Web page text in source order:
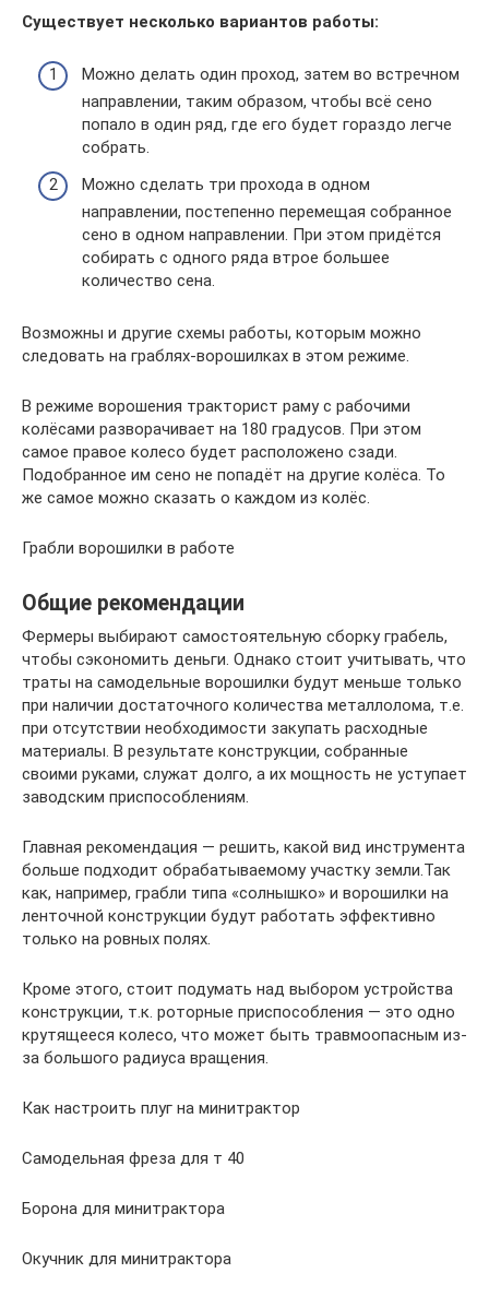
Существует несколько вариантов работы:
Можно делать один проход, затем во встречном
направлении, таким образом, чтобы всё сено
попало в один ряд, где его будет гораздо легче
собрать.
Можно сделать три прохода в одном
направлении, постепенно перемещая собранное
сено в одном направлении. При этом придётся
собирать с одного ряда втрое большее
количество сена.
Возможны и другие схемы работы, которым можно
следовать на граблях-ворошилках в этом режиме.
В режиме ворошения тракторист раму с рабочими
колёсами разворачивает на 180 градусов. При этом
самое правое колесо будет расположено сзади.
Подобранное им сено не попадёт на другие колёса. То
же самое можно сказать о каждом из колёс.
Грабли ворошилки в работе
Общие рекомендации
Фермеры выбирают самостоятельную сборку грабель,
чтобы сэкономить деньги. Однако стоит учитывать, что
траты на самодельные ворошилки будут меньше только
при наличии достаточного количества металлолома, т.е.
при отсутствии необходимости закупать расходные
материалы. В результате конструкции, собранные
своими руками, служат долго, а их мощность не уступает
заводским приспособлениям.
Главная рекомендация — решить, какой вид инструмента
больше подходит обрабатываемому участку земли.Так
как, например, грабли типа «солнышко» и ворошилки на
ленточной конструкции будут работать эффективно
только на ровных полях.
Кроме этого, стоит подумать над выбором устройства
конструкции, т.к. роторные приспособления — это одно
крутящееся колесо, что может быть травмоопасным из-
за большого радиуса вращения.
Как настроить плуг на минитрактор
Самодельная фреза для т 40
Борона для минитрактора
Окучник для минитрактора